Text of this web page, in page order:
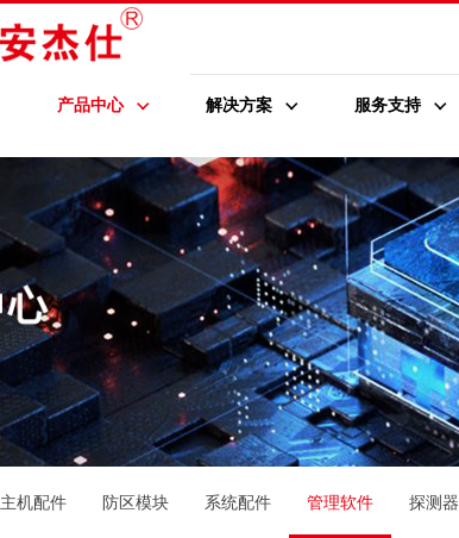
产品中心 解决方案 服务支持
主机配件 防区模块 系统配件 管理软件 探测器